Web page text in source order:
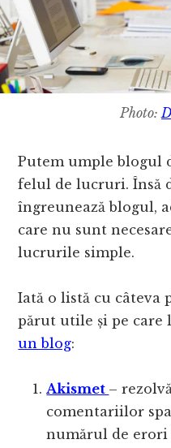
Photo:
Putem umple blogul
felul de lucruri. Însă
îngreunează blogul,
care nu sunt
lucrurile simple.
Iată o listă cu câteva
părut utile și pe care
un blog:
Akismet –
comentariilor
numărul de